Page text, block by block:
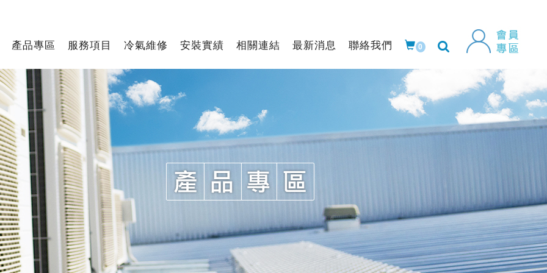
產品專區 服務項目 冷氣維修 安裝實績 相關連結 最新消息 聯絡我們 0